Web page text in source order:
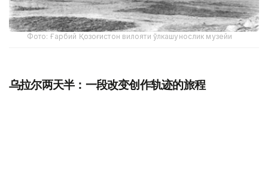
Фото: Ғарбий Қозоғистон вилояти ўлкашунослик музейи
乌拉尔两天半：一段改变创作轨迹的旅程